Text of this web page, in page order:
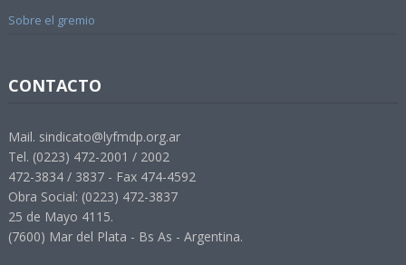
Sobre el gremio
CONTACTO
Mail. sindicato@lyfmdp.org.ar
Tel. (0223) 472-2001 / 2002
472-3834 / 3837 - Fax 474-4592
Obra Social: (0223) 472-3837
25 de Mayo 4115.
(7600) Mar del Plata - Bs As - Argentina.